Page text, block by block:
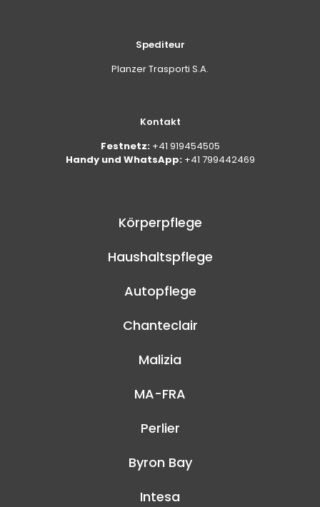
Spediteur
Planzer Trasporti S.A.
Kontakt
Festnetz: +41 919454505
Handy und WhatsApp: +41 799442469
Körperpflege
Haushaltspflege
Autopflege
Chanteclair
Malizia
MA-FRA
Perlier
Byron Bay
Intesa